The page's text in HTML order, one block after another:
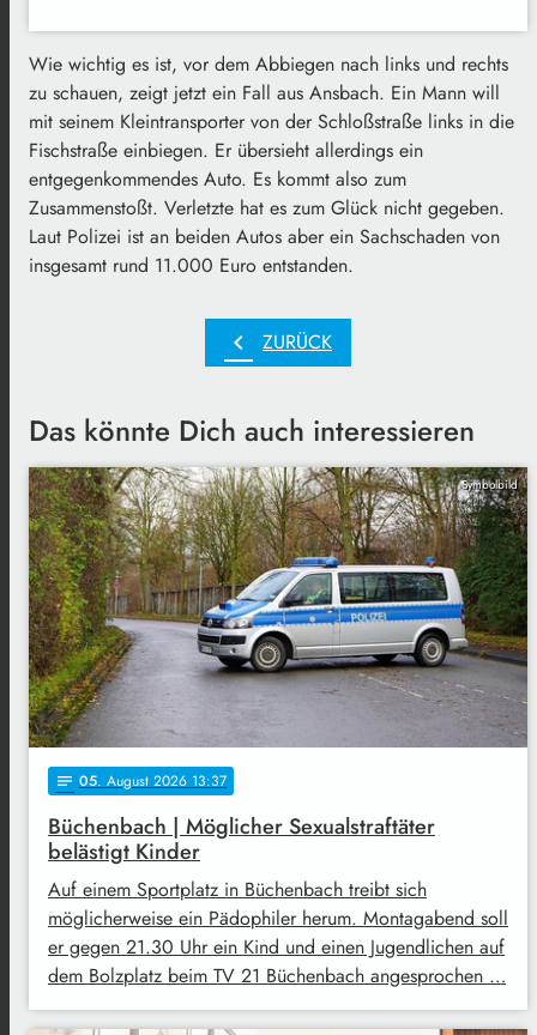
Wie wichtig es ist, vor dem Abbiegen nach links und rechts
zu schauen, zeigt jetzt ein Fall aus Ansbach. Ein Mann will
mit seinem Kleintransporter von der Schloßstraße links in die
Fischstraße einbiegen. Er übersieht allerdings ein
entgegenkommendes Auto. Es kommt also zum
Zusammenstoßt. Verletzte hat es zum Glück nicht gegeben.
Laut Polizei ist an beiden Autos aber ein Sachschaden von
insgesamt rund 11.000 Euro entstanden.
chevron_left ZURÜCK
Das könnte Dich auch interessieren
Symbolbild
notes 05. August 2026 13:37
Büchenbach | Möglicher Sexualstraftäter
belästigt Kinder
Auf einem Sportplatz in Büchenbach treibt sich
möglicherweise ein Pädophiler herum. Montagabend soll
er gegen 21.30 Uhr ein Kind und einen Jugendlichen auf
dem Bolzplatz beim TV 21 Büchenbach angesprochen …